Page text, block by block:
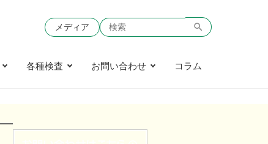
メディア
各種検査 お問い合わせ コラム